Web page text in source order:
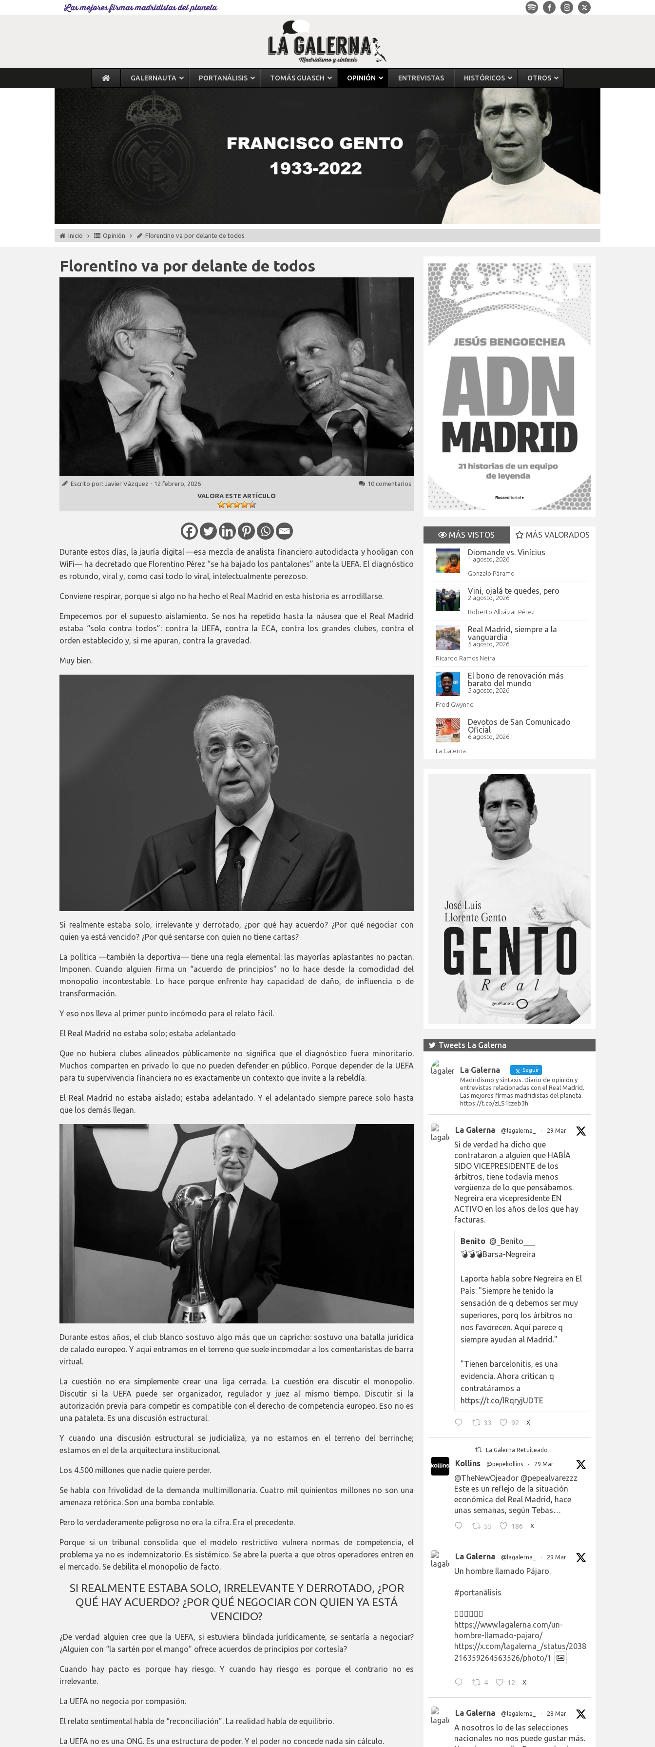
Las mejores firmas madridistas del planeta
GALERNAUTA PORTANÁLISIS TOMÁS GUASCH OPINIÓN ENTREVISTAS HISTÓRICOS OTROS
Inicio Opinión Florentino va por delante de todos
Florentino va por delante de todos
Escrito por: Javier Vázquez - 12 febrero, 2026
10 comentarios
VALORA ESTE ARTÍCULO
Durante estos días, la jauría digital —esa mezcla de analista financiero autodidacta y hooligan con
WiFi— ha decretado que Florentino Pérez “se ha bajado los pantalones” ante la UEFA. El diagnóstico
es rotundo, viral y, como casi todo lo viral, intelectualmente perezoso.
Conviene respirar, porque si algo no ha hecho el Real Madrid en esta historia es arrodillarse.
Empecemos por el supuesto aislamiento. Se nos ha repetido hasta la náusea que el Real Madrid
estaba “solo contra todos”: contra la UEFA, contra la ECA, contra los grandes clubes, contra el
orden establecido y, si me apuran, contra la gravedad.
Muy bien.
Si realmente estaba solo, irrelevante y derrotado, ¿por qué hay acuerdo? ¿Por qué negociar con
quien ya está vencido? ¿Por qué sentarse con quien no tiene cartas?
La política —también la deportiva— tiene una regla elemental: las mayorías aplastantes no pactan.
Imponen. Cuando alguien firma un “acuerdo de principios” no lo hace desde la comodidad del
monopolio incontestable. Lo hace porque enfrente hay capacidad de daño, de influencia o de
transformación.
Y eso nos lleva al primer punto incómodo para el relato fácil.
El Real Madrid no estaba solo; estaba adelantado
Que no hubiera clubes alineados públicamente no significa que el diagnóstico fuera minoritario.
Muchos comparten en privado lo que no pueden defender en público. Porque depender de la UEFA
para tu supervivencia financiera no es exactamente un contexto que invite a la rebeldía.
El Real Madrid no estaba aislado; estaba adelantado. Y el adelantado siempre parece solo hasta
que los demás llegan.
Durante estos años, el club blanco sostuvo algo más que un capricho: sostuvo una batalla jurídica
de calado europeo. Y aquí entramos en el terreno que suele incomodar a los comentaristas de barra
virtual.
La cuestión no era simplemente crear una liga cerrada. La cuestión era discutir el monopolio.
Discutir si la UEFA puede ser organizador, regulador y juez al mismo tiempo. Discutir si la
autorización previa para competir es compatible con el derecho de competencia europeo. Eso no es
una pataleta. Es una discusión estructural.
Y cuando una discusión estructural se judicializa, ya no estamos en el terreno del berrinche;
estamos en el de la arquitectura institucional.
Los 4.500 millones que nadie quiere perder.
Se habla con frivolidad de la demanda multimillonaria. Cuatro mil quinientos millones no son una
amenaza retórica. Son una bomba contable.
Pero lo verdaderamente peligroso no era la cifra. Era el precedente.
Porque si un tribunal consolida que el modelo restrictivo vulnera normas de competencia, el
problema ya no es indemnizatorio. Es sistémico. Se abre la puerta a que otros operadores entren en
el mercado. Se debilita el monopolio de facto.
SI REALMENTE ESTABA SOLO, IRRELEVANTE Y DERROTADO, ¿POR
QUÉ HAY ACUERDO? ¿POR QUÉ NEGOCIAR CON QUIEN YA ESTÁ
VENCIDO?
¿De verdad alguien cree que la UEFA, si estuviera blindada jurídicamente, se sentaría a negociar?
¿Alguien con “la sartén por el mango” ofrece acuerdos de principios por cortesía?
Cuando hay pacto es porque hay riesgo. Y cuando hay riesgo es porque el contrario no es
irrelevante.
La UEFA no negocia por compasión.
El relato sentimental habla de “reconciliación”. La realidad habla de equilibrio.
La UEFA no es una ONG. Es una estructura de poder. Y el poder no concede nada sin cálculo.
MÁS VISTOS
MÁS VALORADOS
Diomande vs. Vinícius
1 agosto, 2026
Gonzalo Páramo
Vini, ojalá te quedes, pero
2 agosto, 2026
Roberto Albáizar Pérez
Real Madrid, siempre a la
vanguardia
5 agosto, 2026
Ricardo Ramos Neira
El bono de renovación más
barato del mundo
5 agosto, 2026
Fred Gwynne
Devotos de San Comunicado
Oficial
6 agosto, 2026
La Galerna
Tweets La Galerna
La Galerna Seguir
Madridismo y sintaxis. Diario de opinión y
entrevistas relacionadas con el Real Madrid.
Las mejores firmas madridistas del planeta.
https://t.co/zLS1tzeb3h
La Galerna @lagalerna_ · 29 Mar
Si de verdad ha dicho que
contrataron a alguien que HABÍA
SIDO VICEPRESIDENTE de los
árbitros, tiene todavía menos
vergüenza de lo que pensábamos.
Negreira era vicepresidente EN
ACTIVO en los años de los que hay
facturas.
Benito @_Benito___
💣💣💣Barsa-Negreira
Laporta habla sobre Negreira en El
País: "Siempre he tenido la
sensación de q debemos ser muy
superiores, porq los árbitros no
nos favorecen. Aquí parece q
siempre ayudan al Madrid."
"Tienen barcelonitis, es una
evidencia. Ahora critican q
contratáramos a
https://t.co/lRqryjUDTE
33 92 X
La Galerna Retuiteado
Kollins @pepekollins · 29 Mar
@TheNewOjeador @pepealvarezzz
Este es un reflejo de la situación
económica del Real Madrid, hace
unas semanas, según Tebas…
55 186 X
La Galerna @lagalerna_ · 29 Mar
Un hombre llamado Pájaro.
#portanálisis
👉🏻👉🏻👉🏻
https://www.lagalerna.com/un-
hombre-llamado-pajaro/
https://x.com/lagalerna_/status/2038
216359264563526/photo/1
4 12 X
La Galerna @lagalerna_ · 28 Mar
A nosotros lo de las selecciones
nacionales no nos puede gustar más.